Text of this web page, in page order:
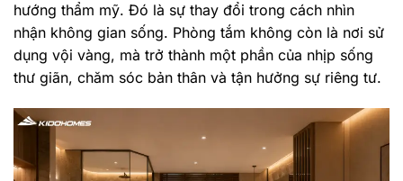
hướng thẩm mỹ. Đó là sự thay đổi trong cách nhìn
nhận không gian sống. Phòng tắm không còn là nơi sử
dụng vội vàng, mà trở thành một phần của nhịp sống
thư giãn, chăm sóc bản thân và tận hưởng sự riêng tư.